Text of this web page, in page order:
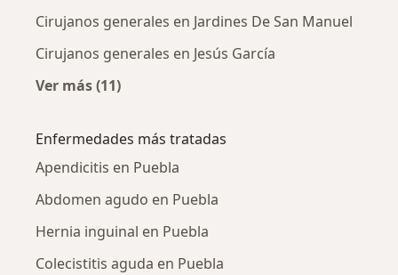
Cirujanos generales en Jardines De San Manuel
Cirujanos generales en Jesús García
Ver más (11)
Enfermedades más tratadas
Apendicitis en Puebla
Abdomen agudo en Puebla
Hernia inguinal en Puebla
Colecistitis aguda en Puebla